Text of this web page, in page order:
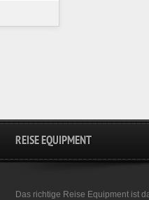
REISE EQUIPMENT
Das richtige Reise Equipment ist